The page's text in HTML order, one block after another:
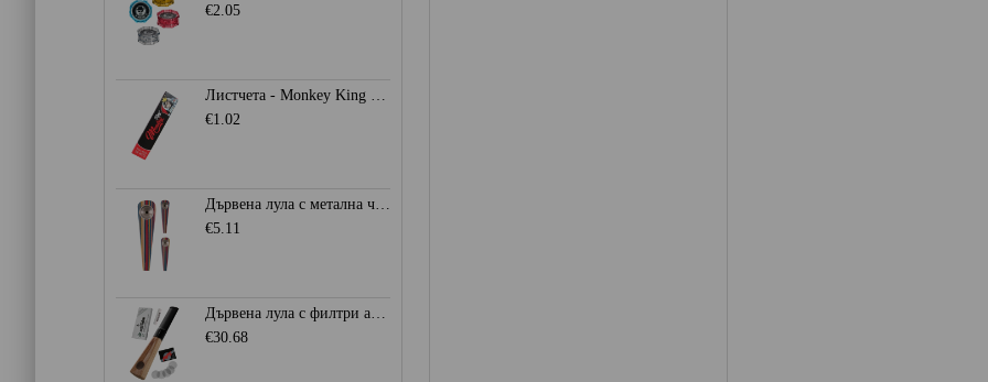
€2.05
Листчета - Monkey King SLIM KS 32бр.
€1.02
Дървена лула с метална чашка - Многоцветна
€5.11
Дървена лула с филтри actiTube
€30.68